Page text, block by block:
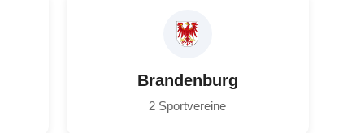
Brandenburg
2 Sportvereine